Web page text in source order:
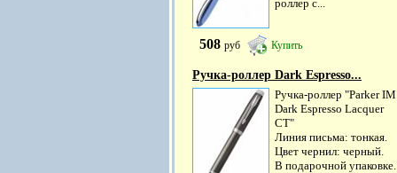
роллер с...
508 руб Купить
Ручка-роллер Dark Espresso...
Ручка-роллер "Parker IM
Dark Espresso Lacquer
CT"
Линия письма: тонкая.
Цвет чернил: черный.
В подарочной упаковке.